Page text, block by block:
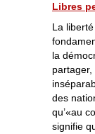
Libres
La
la
des
qu’«au
signifie